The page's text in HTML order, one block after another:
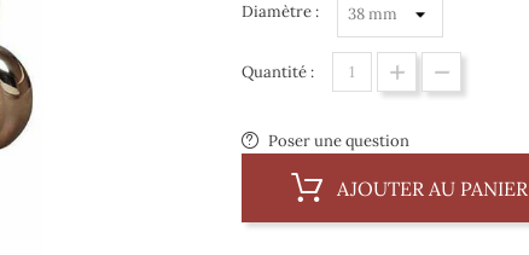
Diamètre :
Quantité :
Poser une question
AJOUTER AU PANIER